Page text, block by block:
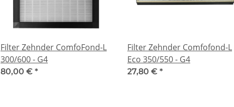
Filter Zehnder ComfoFond-L
300/600 - G4
80,00 € *
Filter Zehnder Comfofond-L
Eco 350/550 - G4
27,80 € *